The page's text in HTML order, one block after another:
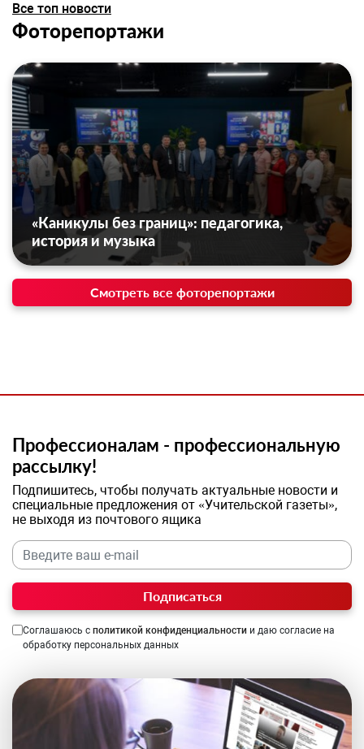
Все топ новости
Фоторепортажи
«Каникулы без границ»: педагогика,
история и музыка
Смотреть все фоторепортажи
Профессионалам - профессиональную
рассылку!
Подпишитесь, чтобы получать актуальные новости и
специальные предложения от «Учительской газеты»,
не выходя из почтового ящика
Подписаться
Соглашаюсь с политикой конфиденциальности и даю согласие на
обработку персональных данных